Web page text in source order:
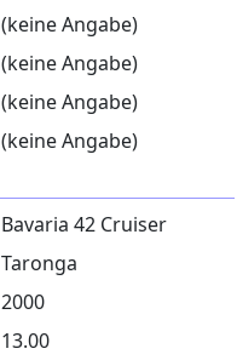
(keine Angabe)
(keine Angabe)
(keine Angabe)
(keine Angabe)
Bavaria 42 Cruiser
Taronga
2000
13.00